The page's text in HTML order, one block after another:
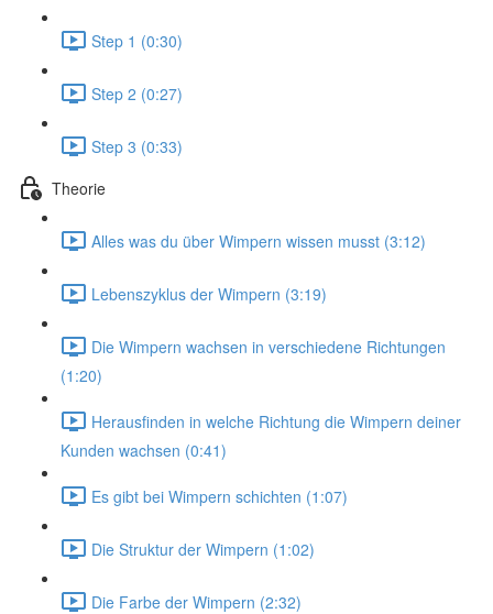
Step 1 (0:30)
Step 2 (0:27)
Step 3 (0:33)
Theorie
Alles was du über Wimpern wissen musst (3:12)
Lebenszyklus der Wimpern (3:19)
Die Wimpern wachsen in verschiedene Richtungen
(1:20)
Herausfinden in welche Richtung die Wimpern deiner
Kunden wachsen (0:41)
Es gibt bei Wimpern schichten (1:07)
Die Struktur der Wimpern (1:02)
Die Farbe der Wimpern (2:32)